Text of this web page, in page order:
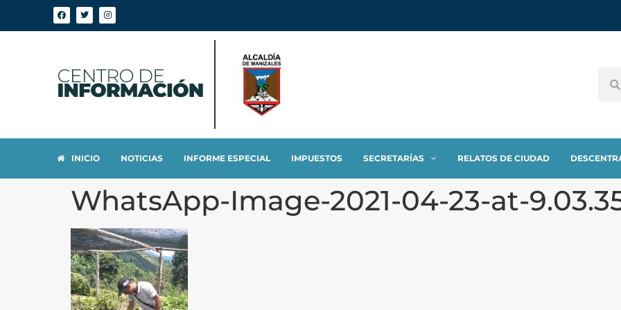
INICIO NOTICIAS INFORME ESPECIAL IMPUESTOS SECRETARÍAS RELATOS DE CIUDAD
WhatsApp-Image-2021-04-23-at-